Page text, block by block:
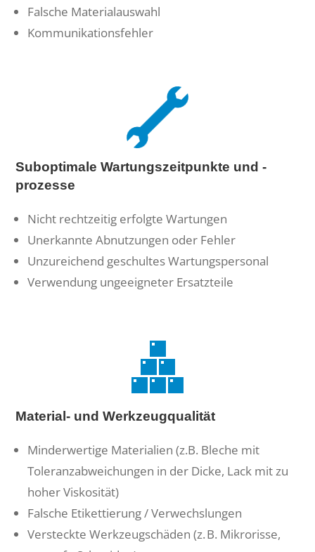
Falsche Materialauswahl
Kommunikationsfehler
Suboptimale Wartungszeitpunkte und -
prozesse
Nicht rechtzeitig erfolgte Wartungen
Unerkannte Abnutzungen oder Fehler
Unzureichend geschultes Wartungspersonal
Verwendung ungeeigneter Ersatzteile
Material- und Werkzeugqualität
Minderwertige Materialien (z.B. Bleche mit
Toleranzabweichungen in der Dicke, Lack mit zu
hoher Viskosität)
Falsche Etikettierung / Verwechslungen
Versteckte Werkzeugschäden (z. B. Mikrorisse,